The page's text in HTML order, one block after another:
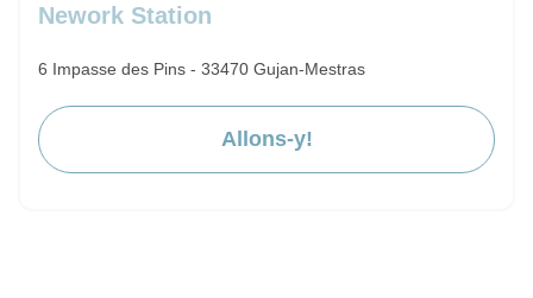
Nework Station
6 Impasse des Pins - 33470 Gujan-Mestras
Allons-y!